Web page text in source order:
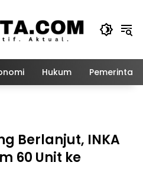
Hukum
Berlanjut, INKA
60 Unit ke